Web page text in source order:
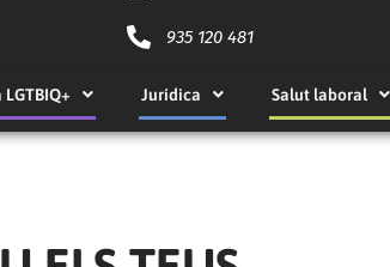
935 120 481
Jurídica Salut laboral